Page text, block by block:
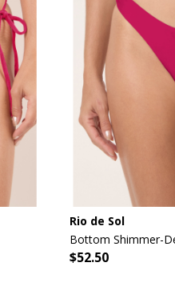
Rio de Sol
Bottom Shimmer-
$52.50